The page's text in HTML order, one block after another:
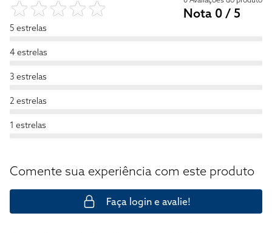
Nota 0 / 5
5 estrelas
4 estrelas
3 estrelas
2 estrelas
1 estrelas
Comente sua experiência com este produto
Faça login e avalie!